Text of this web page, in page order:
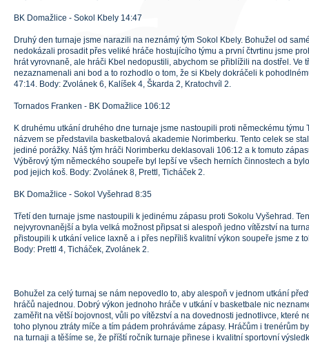
BK Domažlice - Sokol Kbely 14:47
Druhý den turnaje jsme narazili na neznámý tým Sokol Kbely. Bohužel od
nedokázali prosadit přes veliké hráče hostujícího týmu a první čtvrtinu jsme
hrát vyrovnaně, ale hráči Kbel nedopustili, abychom se přiblížili na dostřel. Ve
nezaznamenali ani bod a to rozhodlo o tom, že si Kbely dokráčeli k
47:14. Body: Zvolánek 6, Kalíšek 4, Škarda 2, Kratochvíl 2.
Tornados Franken - BK Domažlice 106:12
K druhému utkání druhého dne turnaje jsme nastoupili proti německému týmu
názvem se představila basketbalová akademie Norimberku. Tento celek se
jediné porážky. Náš tým hráči Norimberku deklasovali 106:12 a k tomuto
Výběrový tým německého soupeře byl lepší ve všech herních činnostech a
pod jejich koš. Body: Zvolánek 8, Prettl, Ticháček 2.
BK Domažlice - Sokol Vyšehrad 8:35
Třetí den turnaje jsme nastoupili k jedinému zápasu proti Sokolu Vyšehrad.
nejvyrovnanější a byla velká možnost připsat si alespoň jedno vítězství na
přistoupili k utkání velice laxně a i přes nepříliš kvalitní výkon soupeře jsme z
Body: Prettl 4, Ticháček, Zvolánek 2.
Bohužel za celý turnaj se nám nepovedlo to, aby alespoň v jednom utkání
hráčů najednou. Dobrý výkon jednoho hráče v utkání v basketbale nic
zaměřit na větší bojovnost, vůli po vítězství a na dovednosti jednotlivce, které
toho plynou ztráty míče a tím pádem prohráváme zápasy. Hráčům i trenérům
na turnaji a těšíme se, že příští ročník turnaje přinese i kvalitní sportovní